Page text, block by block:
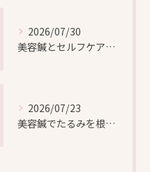
2026/07/30
美容鍼とセルフケアで叶える愛知県名古屋市北区米が瀬町の新しい美しさ
2026/07/23
美容鍼でたるみを根本から改善し自然なリフトアップを叶える方法